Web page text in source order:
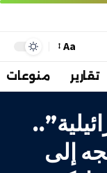
Aa
تقارير منوعات
إلى